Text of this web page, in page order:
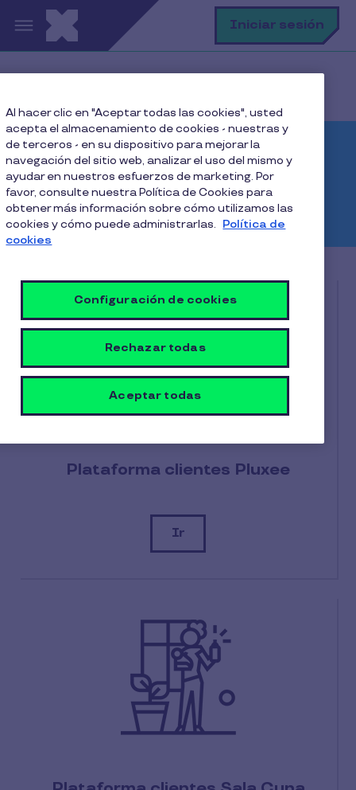
Pasar al contenido principal Iniciar sesión
Accesos Empresas e
Instituciones públicas
Plataforma clientes Pluxee
Ir
Al hacer clic en "Aceptar todas las cookies", usted
acepta el almacenamiento de cookies - nuestras y
de terceros - en su dispositivo para mejorar la
navegación del sitio web, analizar el uso del mismo y
ayudar en nuestros esfuerzos de marketing. Por
favor, consulte nuestra Política de Cookies para
obtener más información sobre cómo utilizamos las
cookies y cómo puede administrarlas. Política de
cookies
Configuración de cookies
Rechazar todas
Aceptar todas